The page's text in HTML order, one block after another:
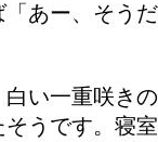
あー、そう
い一重咲き
うです。寝